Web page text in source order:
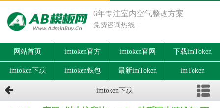
6年专注室内空气整改方案
免费咨询热线：
网站首页 imtoken官方 imtoken官网 下载imToken
imtoken下载 imtoken钱包 最新imToken imToken
imtoken下载